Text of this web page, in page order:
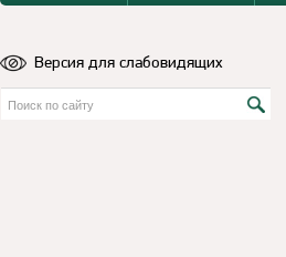
Версия для слабовидящих